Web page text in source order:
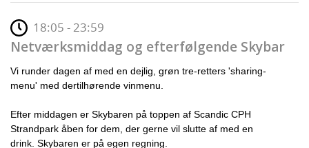
18:05 - 23:59
Netværksmiddag og efterfølgende Skybar
Vi runder dagen af med en dejlig, grøn tre-retters 'sharing-
menu' med dertilhørende vinmenu.
Efter middagen er Skybaren på toppen af Scandic CPH
Strandpark åben for dem, der gerne vil slutte af med en
drink. Skybaren er på egen regning.